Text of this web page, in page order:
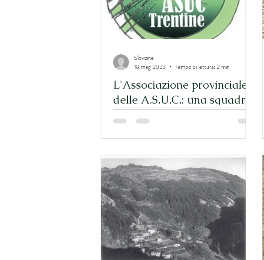
L'Associazione provinciale
delle A.S.U.C.: una squadra
per tutelare i domini
Slowzine
18 mag 2023
Tempo di lettura: 2 min